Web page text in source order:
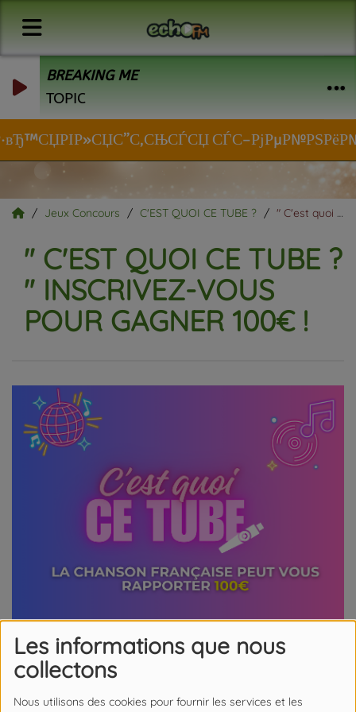
Les informations que nous
collectons
Nous utilisons des cookies pour fournir les services et les
BREAKING ME
TOPIC
СЃС–РјРµР№РЅРёР№
Jeux Concours C'EST QUOI CE TUBE ? " C'est quoi ce tube ? " Inscrivez-vous pour gagner 100€ !
" C'EST QUOI CE TUBE ?
" INSCRIVEZ-VOUS
POUR GAGNER 100€ !